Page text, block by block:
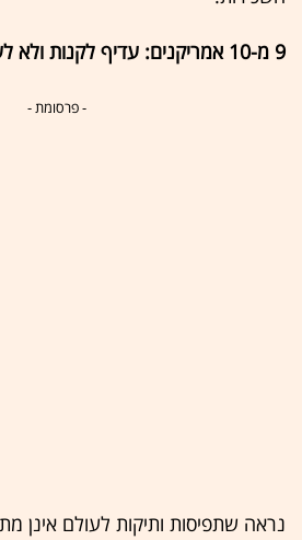
9 מ-10 אמריקנים: עדיף לקנות ולא לשכור דירה
- פרסומת -
נראה שתפיסות ותיקות לעולם אינן